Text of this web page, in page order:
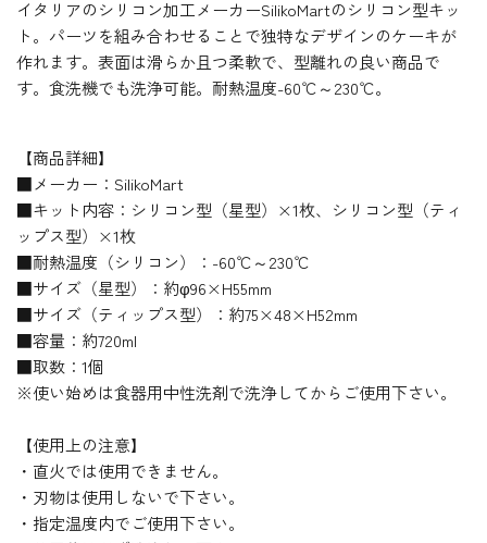
イタリアのシリコン加工メーカーSilikoMartのシリコン型キッ
ト。パーツを組み合わせることで独特なデザインのケーキが
作れます。表面は滑らか且つ柔軟で、型離れの良い商品で
す。食洗機でも洗浄可能。耐熱温度-60℃～230℃。
【商品詳細】
■メーカー：SilikoMart
■キット内容：シリコン型（星型）×1枚、シリコン型（ティ
ップス型）×1枚
■耐熱温度（シリコン）：-60℃～230℃
■サイズ（星型）：約φ96×H55mm
■サイズ（ティップス型）：約75×48×H52mm
■容量：約720ml
■取数：1個
※使い始めは食器用中性洗剤で洗浄してからご使用下さい。
【使用上の注意】
・直火では使用できません。
・刃物は使用しないで下さい。
・指定温度内でご使用下さい。